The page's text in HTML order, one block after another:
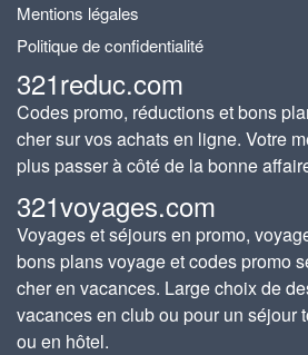
Mentions légales
Politique de confidentialité
321reduc.com
Codes promo, réductions et bons
cher sur vos achats en ligne. Votre
plus passer à côté de la bonne
321voyages.com
Voyages et séjours en promo,
bons plans voyage et codes promo
cher en vacances. Large choix de
vacances en club ou pour un séjour
ou en hôtel.